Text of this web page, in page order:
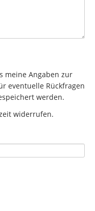
meine Angaben zur
eventuelle Rückfragen
werden.
widerrufen.